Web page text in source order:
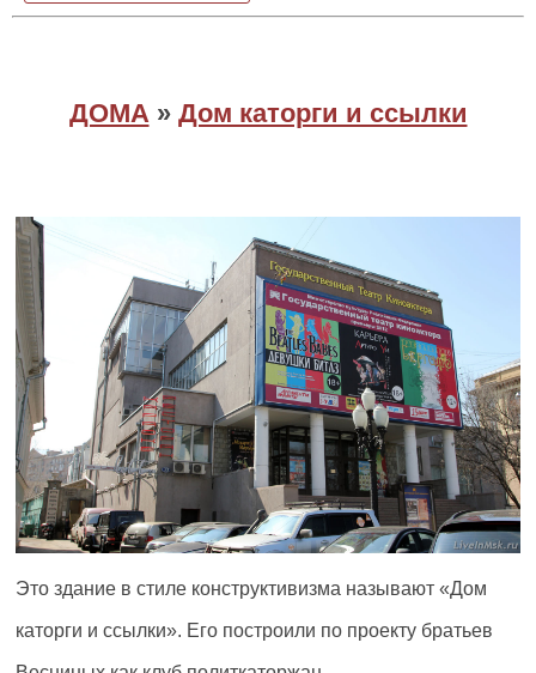
ДОМА » Дом каторги и ссылки
Это здание в стиле конструктивизма называют «Дом
каторги и ссылки». Его построили по проекту братьев